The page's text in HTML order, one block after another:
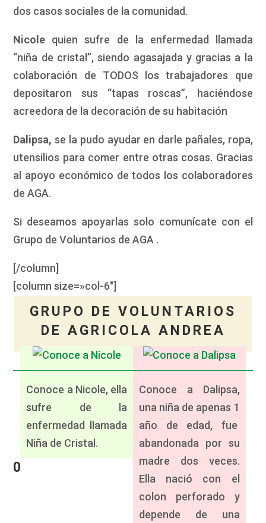
dos casos sociales de la comunidad.
Nicole quien sufre de la enfermedad llamada
“niña de cristal”, siendo agasajada y gracias a la
colaboración de TODOS los trabajadores que
depositaron sus “tapas roscas”, haciéndose
acreedora de la decoración de su habitación
Dalipsa,se la pudo ayudar en darle pañales, ropa,
utensilios para comer entre otras cosas. Gracias
al apoyo económico de todos los colaboradores
de AGA.
Si deseamos apoyarlas solo comunícate con el
Grupo de Voluntarios de AGA .
[/column]
[column size=»col-6″]
GRUPO DE VOLUNTARIOS
DE AGRICOLA ANDREA
Conoce a Nicole, ella
sufre de la
enfermedad llamada
Niña de Cristal.
Conoce a Dalipsa,
una niña de apenas 1
año de edad, fue
abandonada por su
madre dos veces.
Ella nació con el
colon perforado y
depende de una
0